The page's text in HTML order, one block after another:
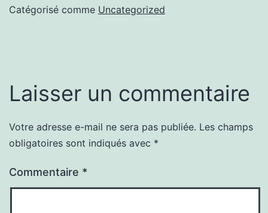
Catégorisé comme Uncategorized
Laisser un commentaire
Votre adresse e-mail ne sera pas publiée. Les champs
obligatoires sont indiqués avec *
Commentaire *